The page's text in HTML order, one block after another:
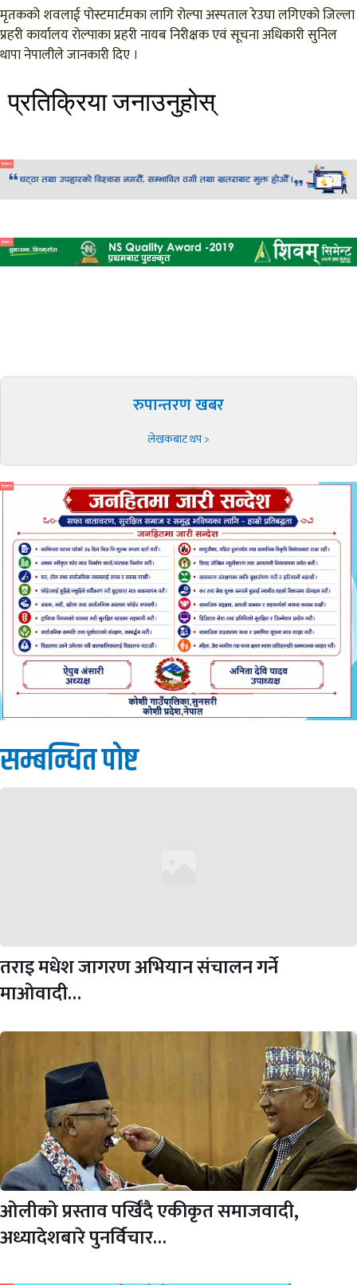
मृतकको शवलाई पोस्टमार्टमका लागि रोल्पा अस्पताल रेउघा लगिएको जिल्ला
प्रहरी कार्यालय रोल्पाका प्रहरी नायब निरीक्षक एवं सूचना अधिकारी सुनिल
थापा नेपालीले जानकारी दिए ।
प्रतिक्रिया जनाउनुहाेस्
विज्ञापन
विज्ञापन
रुपान्तरण खबर
लेखकबाट थप >
विज्ञापन
सम्बन्धित पाेष्ट
तराइ मधेश जागरण अभियान संचालन गर्ने
माओवादी…
ओलीको प्रस्ताव पर्खिँदै एकीकृत समाजवादी,
अध्यादेशबारे पुनर्विचार…